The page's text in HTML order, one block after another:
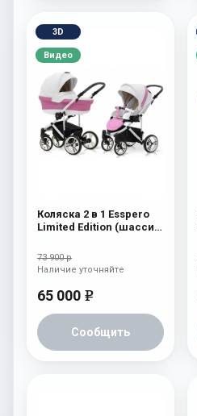
3D
Видео
Коляска 2 в 1 Esspero
Limited Edition (шасси
73 900 р
65 000 e
Сообщить
Наличие уточняйте